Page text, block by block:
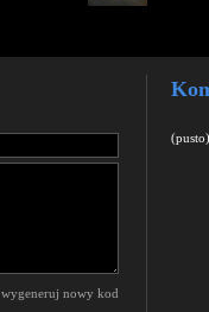
wygeneruj nowy kod
(pusto)